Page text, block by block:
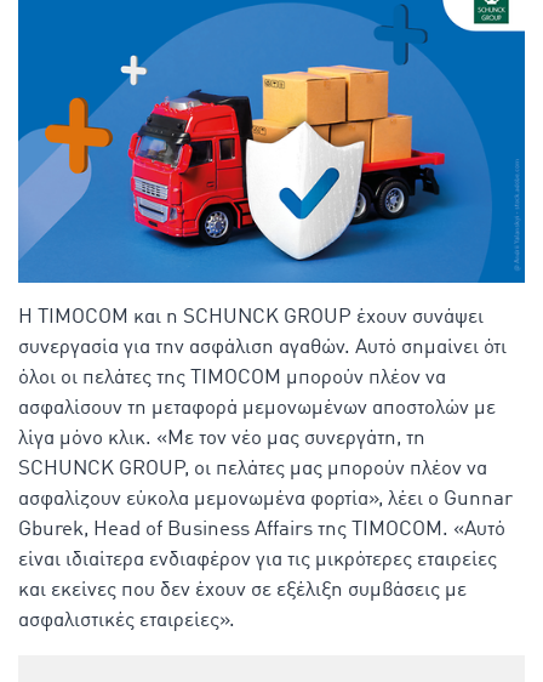
Η TIMOCOM και η SCHUNCK GROUP έχουν συνάψει
συνεργασία για την ασφάλιση αγαθών. Αυτό σημαίνει ότι
όλοι οι πελάτες της TIMOCOM μπορούν πλέον να
ασφαλίσουν τη μεταφορά μεμονωμένων αποστολών με
λίγα μόνο κλικ. «Με τον νέο μας συνεργάτη, τη
SCHUNCK GROUP, οι πελάτες μας μπορούν πλέον να
ασφαλίζουν εύκολα μεμονωμένα φορτία», λέει ο Gunnar
Gburek, Head of Business Affairs της TIMOCOM. «Αυτό
είναι ιδιαίτερα ενδιαφέρον για τις μικρότερες εταιρείες
και εκείνες που δεν έχουν σε εξέλιξη συμβάσεις με
ασφαλιστικές εταιρείες».